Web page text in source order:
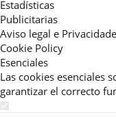
Estadísticas
Publicitarias
Aviso legal e Privacidade
Cookie Policy
Esenciales
Las cookies esenciales
garantizar el correcto